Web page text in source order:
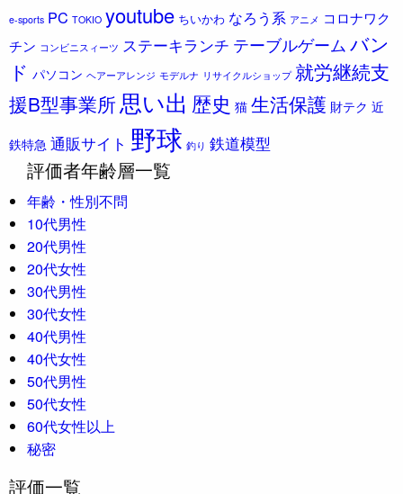
e-sports PC TOKIO youtube ちいかわ なろう系 アニメ コロナワク
チン コンビニスィーツ ステーキランチ テーブルゲーム バン
ド パソコン ヘアーアレンジ モデルナ リサイクルショップ 就労継続支
援B型事業所思い出 歴史 猫 生活保護 財テク 近
鉄特急 通販サイト 野球 釣り 鉄道模型
評価者年齢層一覧
年齢・性別不問
10代男性
20代男性
20代女性
30代男性
30代女性
40代男性
40代女性
50代男性
50代女性
60代女性以上
秘密
評価一覧